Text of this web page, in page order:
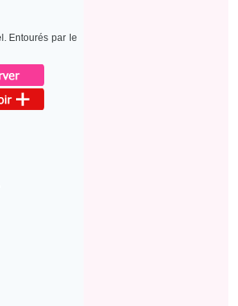
Entourés par le